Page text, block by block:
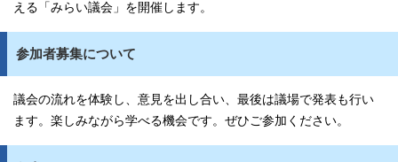
える「みらい議会」を開催します。
参加者募集について
議会の流れを体験し、意見を出し合い、最後は議場で発表も行い
ます。楽しみながら学べる機会です。ぜひご参加ください。